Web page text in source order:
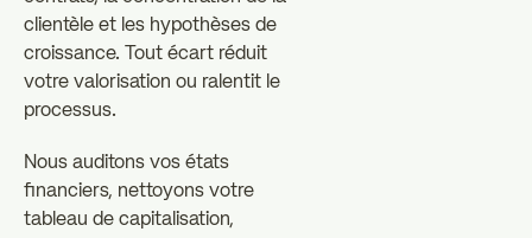
clientèle et les hypothèses de
croissance. Tout écart réduit
votre valorisation ou ralentit le
processus.
Nous auditons vos états
financiers, nettoyons votre
tableau de capitalisation,